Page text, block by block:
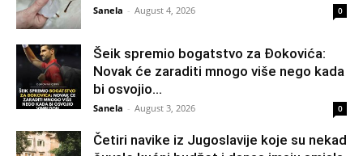
Sanela - August 4, 2026 0
Šeik spremio bogatstvo za Đokovića:
Novak će zaraditi mnogo više nego kada
bi osvojio...
Sanela - August 3, 2026 0
Četiri navike iz Jugoslavije koje su nekad